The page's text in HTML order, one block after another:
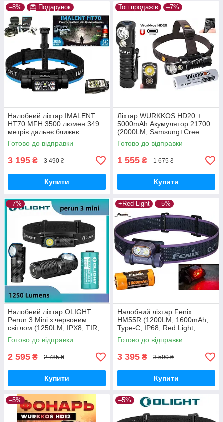
–8% Подарунок
Налобний ліхтар IMALENT
HT70 MFH 3500 люмен 349
метрів дальнє ближнє
червоне світло + КЕЙС
(5000mAh, Cree XHP 50.3,
Type-C, 21700)
Готово до відправки
3 195 ₴ 3 490 ₴
Купити
Топ продажів –7%
Ліхтар WURKKOS HD20 +
5000mAh Акумулятор 21700
(2000LM, Samsung+Cree
LED, USB-C, Магніт, NW,
PowerBank) Black
Готово до відправки
1 555 ₴ 1 675 ₴
Купити
–7%
Налобний ліхтар OLIGHT
Perun 3 Mini з червоним
світлом (1250LM, IPX8, TIR,
Red Led, Магніт) +
Акумулятор 16340 650mAh
Готово до відправки
2 595 ₴ 2 785 ₴
Купити
+Red Light –5%
Налобний ліхтар Fenix
HM55R (1200LM, 1600mAh,
Type-C, IP68, Red Light,
18350) Фіолетовий
Готово до відправки
3 395 ₴ 3 590 ₴
Купити
–5% –5%